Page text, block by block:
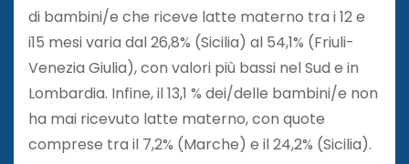
di bambini/e che riceve latte materno tra i 12 e
i15 mesi varia dal 26,8% (Sicilia) al 54,1% (Friuli-
Venezia Giulia), con valori più bassi nel Sud e in
Lombardia. Infine, il 13,1 % dei/delle bambini/e non
ha mai ricevuto latte materno, con quote
comprese tra il 7,2% (Marche) e il 24,2% (Sicilia).